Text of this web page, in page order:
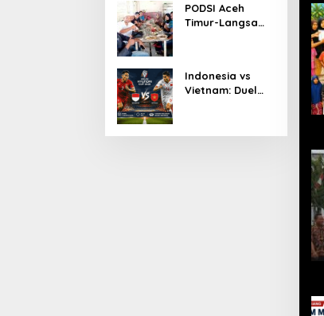
PODSI Aceh
Timur-Langsa
Indonesia vs
Vietnam: Duel